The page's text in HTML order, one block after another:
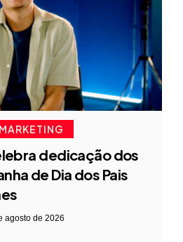
dedicação dos
de Dia dos Pais
agosto de 2026